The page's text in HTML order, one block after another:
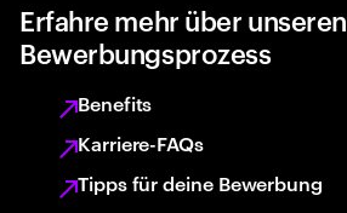
Erfahre mehr über unseren
Bewerbungsprozess
Benefits
Karriere-FAQs
Tipps für deine Bewerbung